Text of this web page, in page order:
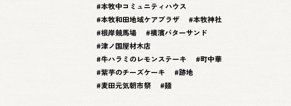
本牧中コミュニティハウス
本牧和田地域ケアプラザ
本牧神社
根岸競馬場
横濱バターサンド
津ノ国屋材木店
牛ハラミのレモンステーキ
町中華
紫芋のチーズケーキ
跡地
麦田元気朝市祭
麺